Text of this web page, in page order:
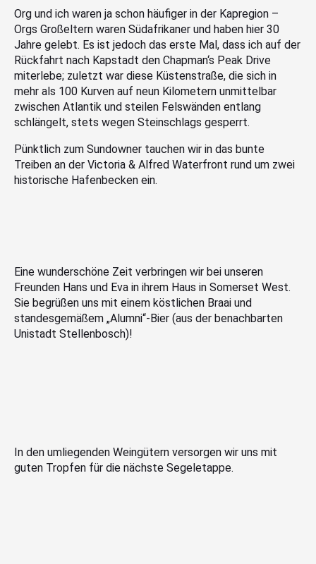
Org und ich waren ja schon häufiger in der Kapregion –
Orgs Großeltern waren Südafrikaner und haben hier 30
Jahre gelebt. Es ist jedoch das erste Mal, dass ich auf der
Rückfahrt nach Kapstadt den Chapman‘s Peak Drive
miterlebe; zuletzt war diese Küstenstraße, die sich in
mehr als 100 Kurven auf neun Kilometern unmittelbar
zwischen Atlantik und steilen Felswänden entlang
schlängelt, stets wegen Steinschlags gesperrt.
Pünktlich zum Sundowner tauchen wir in das bunte
Treiben an der Victoria & Alfred Waterfront rund um zwei
historische Hafenbecken ein.
Eine wunderschöne Zeit verbringen wir bei unseren
Freunden Hans und Eva in ihrem Haus in Somerset West.
Sie begrüßen uns mit einem köstlichen Braai und
standesgemäßem „Alumni“-Bier (aus der benachbarten
Unistadt Stellenbosch)!
In den umliegenden Weingütern versorgen wir uns mit
guten Tropfen für die nächste Segeletappe.